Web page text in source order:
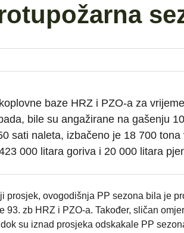
baze HRZ i PZO-a za
bile su angažirane na gašenju
sati naleta, izbačeno je 18 700
000 litara goriva i 20 000 litara
prosjek, ovogodišnja PP sezona bila je
93. zb HRZ i PZO-a. Također, sličan
su iznad prosjeka odskakale PP